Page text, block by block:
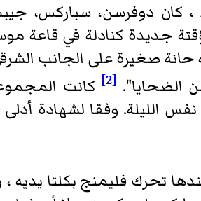
في الساعات الأولى من صباح يوم 27 يناير 2005
صغيرة على الجانب
الضحايا". [2]
كانت
الليلة. وفقا لشهادة